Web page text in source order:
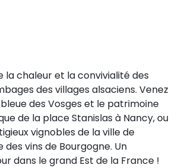
la chaleur et la convivialité des
des villages alsaciens. Venez
des Vosges et le patrimoine
de la place Stanislas à Nancy, ou
vignobles de la ville de
des vins de Bourgogne. Un
dans le grand Est de la France !